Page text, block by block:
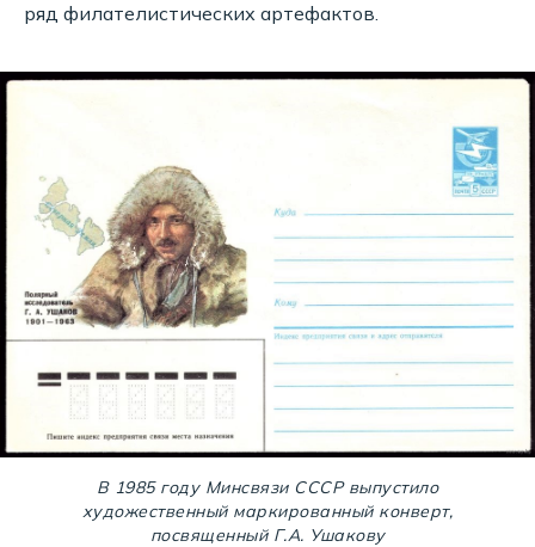
ряд филателистических артефактов.
В 1985 году Минсвязи СССР выпустило
художественный маркированный конверт,
посвященный Г.А. Ушакову